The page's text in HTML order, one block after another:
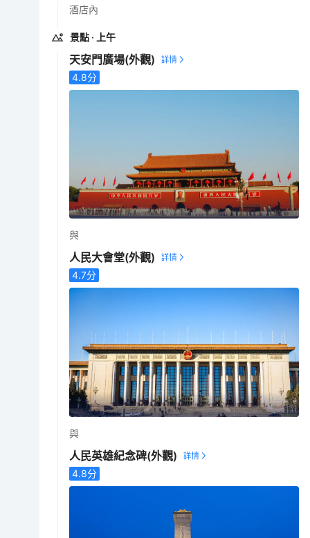
酒店內
景點 · 上午
天安門廣場(外觀)
4.8分
與
人民大會堂(外觀)
4.7分
與
人民英雄紀念碑(外觀)
4.8分